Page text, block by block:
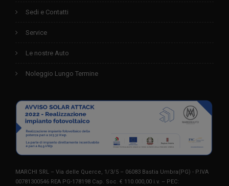
Sedi e Contatti
Service
Le nostre Auto
Noleggio Lungo Termine
MARCHI SRL – Via delle Querce, 1/3/5 – 06083 Bastia Umbra(PG) - P.IVA
00781300546 REA PG-178198 Cap. Soc. € 110.000,00 i.v. – PEC: